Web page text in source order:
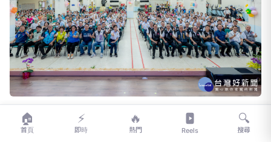
大合照。
🏠
首頁
⚡
即時
🔥
熱門 Reels
🔍
搜尋